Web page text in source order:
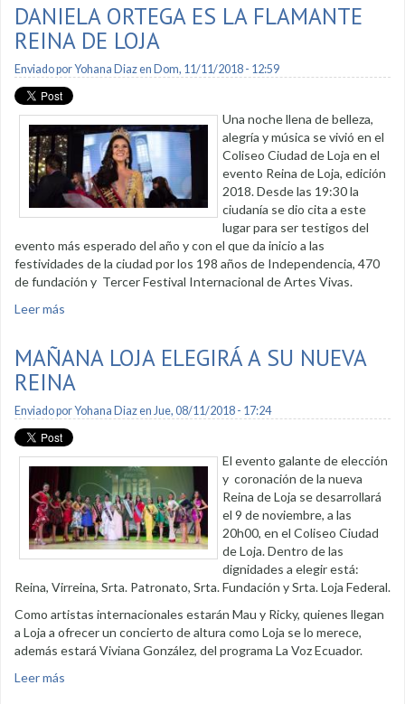
DANIELA ORTEGA ES LA FLAMANTE
REINA DE LOJA
Enviado porYohana Diazen Dom, 11/11/2018 - 12:59
Una noche llena de belleza,
alegría y música se vivió en el
Coliseo Ciudad de Loja en el
evento Reina de Loja, edición
2018. Desde las 19:30 la
ciudanía se dio cita a este
lugar para ser testigos del
evento más esperado del año y con el que da inicio a las
festividades de la ciudad por los 198 años de Independencia, 470
de fundación y Tercer Festival Internacional de Artes Vivas.
Leer más
MAÑANA LOJA ELEGIRÁ A SU NUEVA
REINA
Enviado porYohana Diazen Jue, 08/11/2018 - 17:24
El evento galante de elección
y coronación de la nueva
Reina de Loja se desarrollará
el 9 de noviembre, a las
20h00, en el Coliseo Ciudad
de Loja. Dentro de las
dignidades a elegir está:
Reina, Virreina, Srta. Patronato, Srta. Fundación y Srta. Loja Federal.
Como artistas internacionales estarán Mau y Ricky, quienes llegan
a Loja a ofrecer un concierto de altura como Loja se lo merece,
además estará Viviana González, del programa La Voz Ecuador.
Leer más